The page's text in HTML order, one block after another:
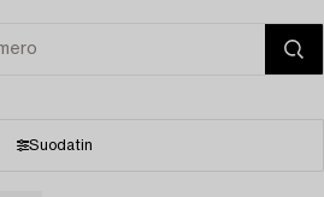
Suodatin